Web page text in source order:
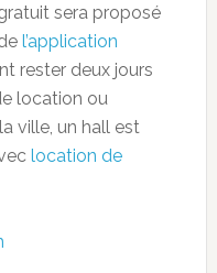
sera proposé
l’application
rester deux jours
location ou
ville, un hall est
location de